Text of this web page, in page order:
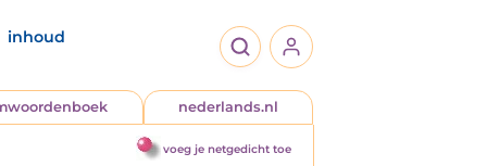
inhoud
nederlands.nl
voeg je netgedicht toe